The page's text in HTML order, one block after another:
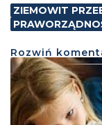
ZIEMOWIT
Rozwiń